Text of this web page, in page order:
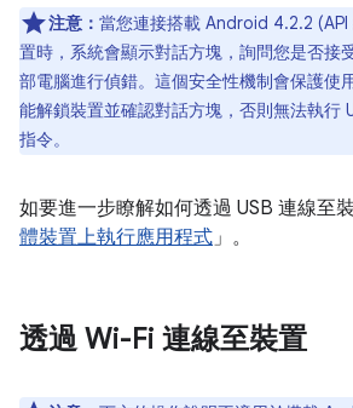
注意： 當您連接搭載 Android 4.2.2 (API
置時，系統會顯示對話方塊，詢問您是否接
部電腦進行偵錯。這個安全性機制會保護使
能解鎖裝置並確認對話方塊，否則無法執行
指令。
如要進一步瞭解如何透過 USB 連線至
體裝置上執行應用程式」。
透過 Wi-Fi 連線至裝置